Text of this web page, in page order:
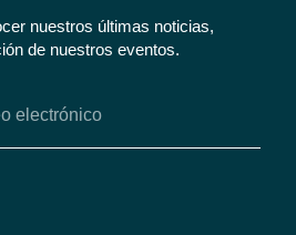
nuestros últimas noticias,
de nuestros eventos.